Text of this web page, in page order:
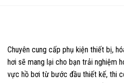
Chuyên cung cấp phụ kiện thiết bị,
hơi sẽ mang lại cho bạn trải nghiệm
vực hồ bơi từ bước đầu thiết kế, thi